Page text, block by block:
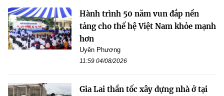
Hành trình 50 năm vun đắp nền
tảng cho thế hệ Việt Nam khỏe mạnh
hơn
Uyên Phương
11:59 04/08/2026
Gia Lai thần tốc xây dựng nhà ở tại